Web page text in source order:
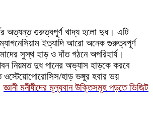
অত্যন্ত গুরুত্বপূর্ণ খাদ্য হলো দুধ। এটি
ইত্যাদি আরো অনেক গুরুত্বপূর্ণ
সুস্থ হাড় ও দাঁত গঠনে অপরিহার্য।
নিয়মত দুধ পানের অভ্যাস হাড়কে করবে
হাড় ভঙ্গুর হবার ভয়
জ্ঞানী মনীষীদের মূল্যবান উক্তিসমূহ পড়তে ভিজিট